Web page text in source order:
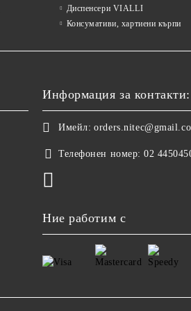
Диспенсери VIALLI
Консумативи, хартиени кърпи
Информация за контакти:
Имейл:
Телефонен номер: 02
Ние работим с